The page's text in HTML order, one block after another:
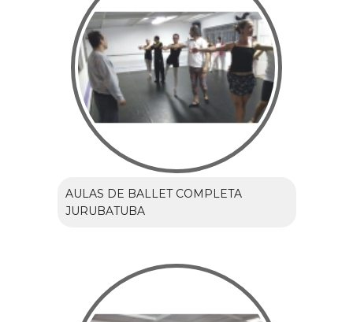
AULAS DE BALLET COMPLETA
JURUBATUBA